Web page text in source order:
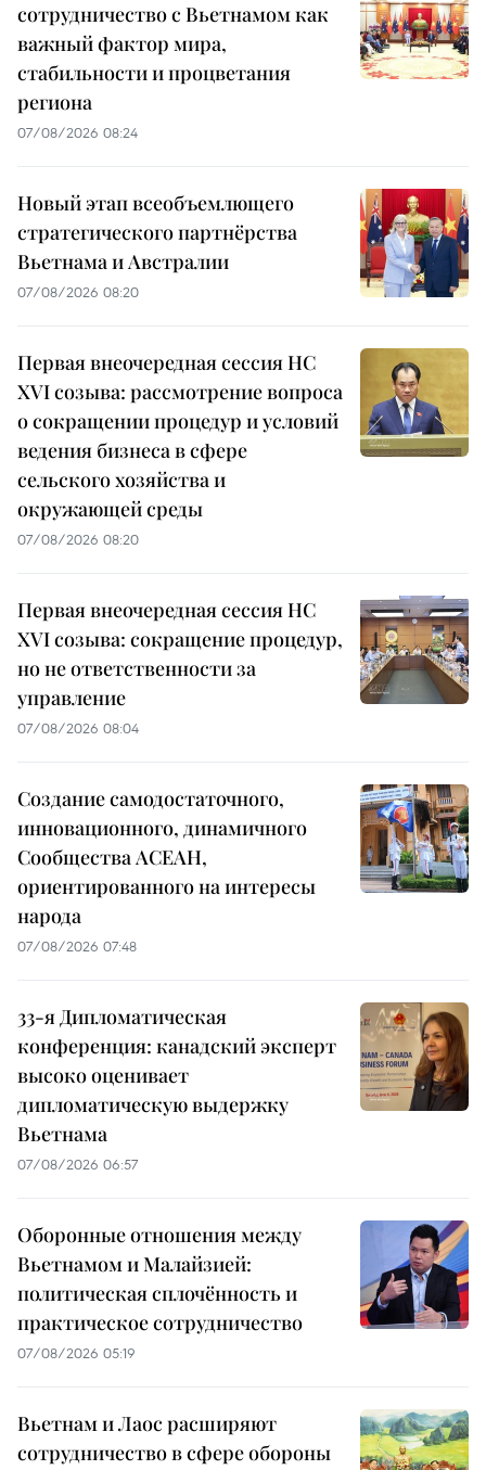
сотрудничество с Вьетнамом как
важный фактор мира,
стабильности и процветания
региона
07/08/2026 08:24
Новый этап всеобъемлющего
стратегического партнёрства
Вьетнама и Австралии
07/08/2026 08:20
Первая внеочередная сессия НС
XVI созыва: рассмотрение вопроса
о сокращении процедур и условий
ведения бизнеса в сфере
сельского хозяйства и
окружающей среды
07/08/2026 08:20
Первая внеочередная сессия НС
XVI созыва: сокращение процедур,
но не ответственности за
управление
07/08/2026 08:04
Создание самодостаточного,
инновационного, динамичного
Сообщества АСЕАН,
ориентированного на интересы
народа
07/08/2026 07:48
33-я Дипломатическая
конференция: канадский эксперт
высоко оценивает
дипломатическую выдержку
Вьетнама
07/08/2026 06:57
Оборонные отношения между
Вьетнамом и Малайзией:
политическая сплочённость и
практическое сотрудничество
07/08/2026 05:19
Вьетнам и Лаос расширяют
сотрудничество в сфере обороны